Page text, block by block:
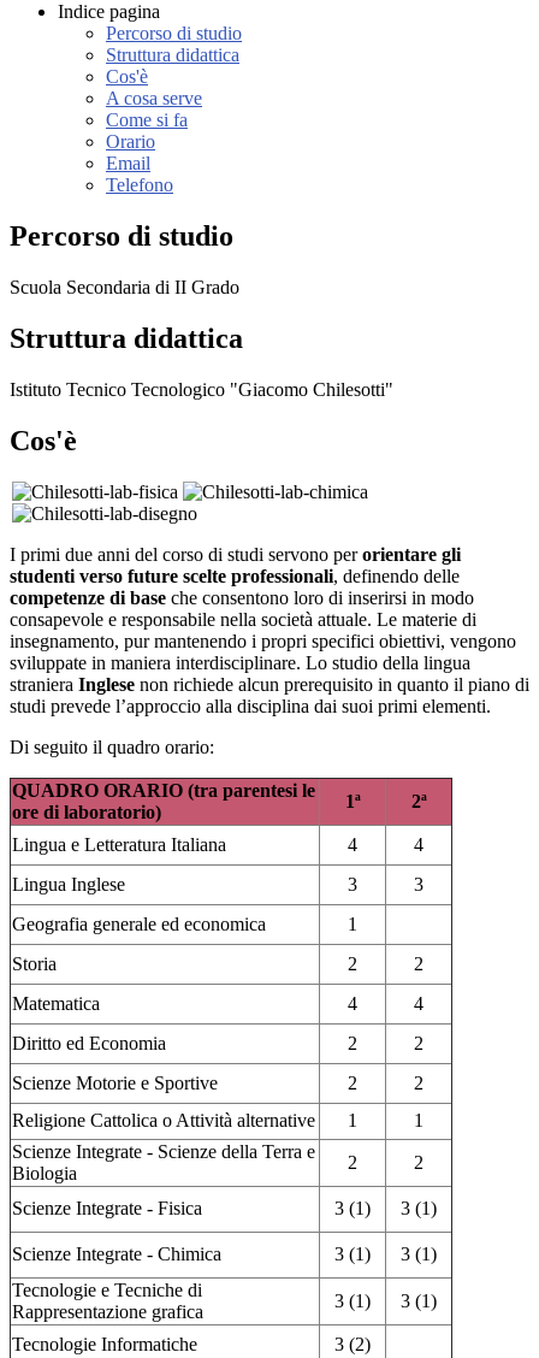
Indice pagina
Percorso di studio
Struttura didattica
Cos'è
A cosa serve
Come si fa
Orario
Email
Telefono
Percorso di studio
Scuola Secondaria di II Grado
Struttura didattica
Istituto Tecnico Tecnologico "Giacomo Chilesotti"
Cos'è
I primi due anni del corso di studi servono perorientare gli
studenti verso future scelte professionali, definendo delle
competenze di base che consentono loro di inserirsi in modo
consapevole e responsabile nella società attuale. Le materie di
insegnamento, pur mantenendo i propri specifici obiettivi, vengono
sviluppate in maniera interdisciplinare. Lo studio della lingua
straniera Inglese non richiede alcun prerequisito in quanto il piano di
studi prevede l’approccio alla disciplina dai suoi primi elementi.
Di seguito il quadro orario:
QUADRO ORARIO (tra parentesi le
ore di laboratorio)
1ª 2ª
Lingua e Letteratura Italiana 4
4
Lingua Inglese
3
3
Geografia generale ed economica
1
Storia
2
2
Matematica
4
4
Diritto ed Economia
2
2
Scienze Motorie e Sportive
2
2
Religione Cattolica o Attività alternative
1
1
Scienze Integrate - Scienze della Terra e
Biologia
2 2
Scienze Integrate - Fisica 3 (1) 3 (1)
Scienze Integrate - Chimica 3 (1)
3 (1)
Tecnologie e Tecniche di
Rappresentazione grafica
3 (1) 3 (1)
Tecnologie Informatiche 3 (2)